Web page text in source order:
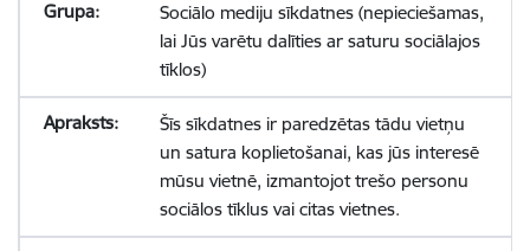
Sociālo mediju sīkdatnes (nepieciešamas,
lai Jūs varētu dalīties ar saturu sociālajos
tīklos)
Šīs sīkdatnes ir paredzētas tādu vietņu
un satura koplietošanai, kas jūs interesē
mūsu vietnē, izmantojot trešo personu
sociālos tīklus vai citas vietnes.